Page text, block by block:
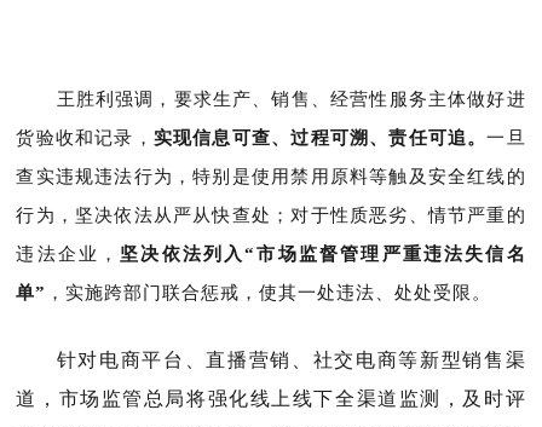
王胜利强调， 要求生产、销售、经营性服务主体做好进
货验收和记录， 实现信息可查、过程可溯、责任可追。一旦
查实违规违法行为，特别是使用禁用原料等触及安全红线的
行为，坚决依法从严从快查处；对于性质恶劣、情节严重的
违法企业， 坚决依法列入“市场监督管理严重违法失信名
单” ，实施跨部门联合惩戒，使其一处违法、处处受限。
针对电商平台、直播营销、社交电商等新型销售渠
道，市场监管总局将强化线上线下全渠道监测，及时评